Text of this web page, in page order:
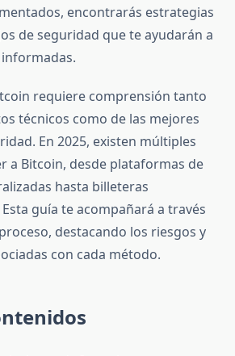
encontrarás estrategias
de seguridad que te ayudarán a
requiere comprensión tanto
técnicos como de las mejores
En 2025, existen múltiples
a Bitcoin, desde plataformas de
hasta billeteras
guía te acompañará a través
destacando los riesgos y
con cada método.